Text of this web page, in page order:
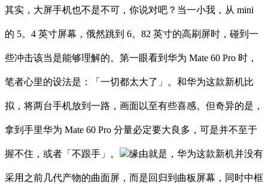
其实，大屏手机也不是不可，你说对吧？当一小我，从 mini
的 5。4 英寸屏幕，俄然跳到 6。82 英寸的高刷屏时，碰到一
些冲击该当是能够理解的。第一眼看到华为 Mate 60 Pro 时，
笔者心里的设法是：「一切都太大了」。和华为这款新机比
拟，将两台手机放到一路，画面以至有些喜感。但奇异的是，
拿到手里华为 Mate 60 Pro 分量必定要大良多，可是并不至于
握不住，或者「不跟手」。 缘由就是，华为这款新机并没有
采用之前几代产物的曲面屏，而是回归到曲板屏幕，同时中框